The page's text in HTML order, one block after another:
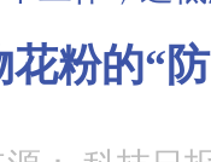
粉的“